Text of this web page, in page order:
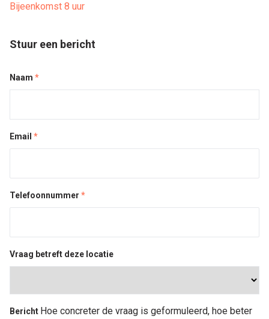
Bijeenkomst 8 uur
Stuur een bericht
Naam *
Email *
Telefoonnummer *
Vraag betreft deze locatie
Bericht Hoe concreter de vraag is geformuleerd, hoe beter